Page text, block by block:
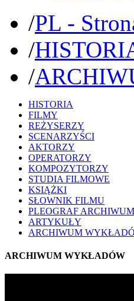
/PL -
/
/
HISTORIA
FILMY
REŻYSERZY
SCENARZYŚCI
AKTORZY
OPERATORZY
KOMPOZYTORZY
STUDIA FILMOWE
KSIĄŻKI
SŁOWNIK FILMU
PLEOGRAF ARCHIWUM
ARTYKUŁY
ARCHIWUM
ARCHIWUM WYKŁADÓW